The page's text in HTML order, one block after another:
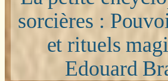
sorcières :
et rituels
Edouard